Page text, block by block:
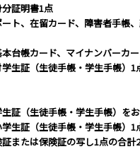
証明書1点
、在留カード、障害者手帳
帳カード、マイナンバーカー
証（生徒手帳・学生手帳）1
（生徒手帳・学生手帳）をお
証（生徒手帳・学生手帳）1
たは保険証の写し1点の合計